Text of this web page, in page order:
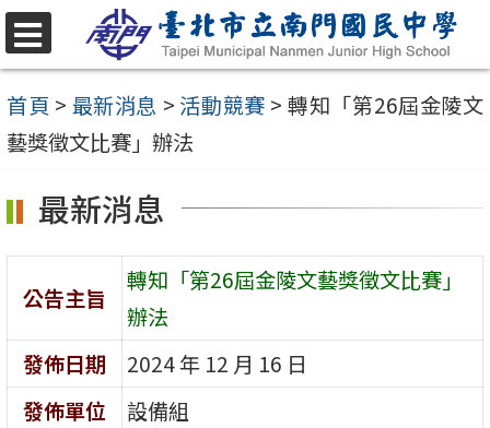
跳
至
主
要
容
選
單
首頁 > 最新消息 > 活動競賽 > 轉知「第26屆金陵文
藝獎徵文比賽」辦法
最新消息
公告主旨
轉知「第26屆金陵文藝獎徵文比賽」
辦法
發佈日期
2024 年 12 月 16 日
發佈單位
設備組